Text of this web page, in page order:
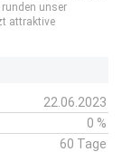
runden unser
attraktive
22.06.2023
0 %
60 Tage